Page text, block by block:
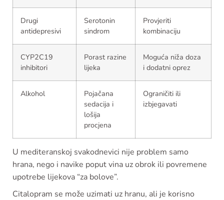
Drugi
antidepresivi
Serotonin
sindrom
Provjeriti
kombinaciju
CYP2C19
inhibitori
Porast razine
lijeka
Moguća niža doza
i dodatni oprez
Alkohol
Pojačana
sedacija i
lošija
procjena
Ograničiti ili
izbjegavati
U mediteranskoj svakodnevici nije problem samo
hrana, nego i navike poput vina uz obrok ili povremene
upotrebe lijekova “za bolove”.
Citalopram se može uzimati uz hranu, ali je korisno